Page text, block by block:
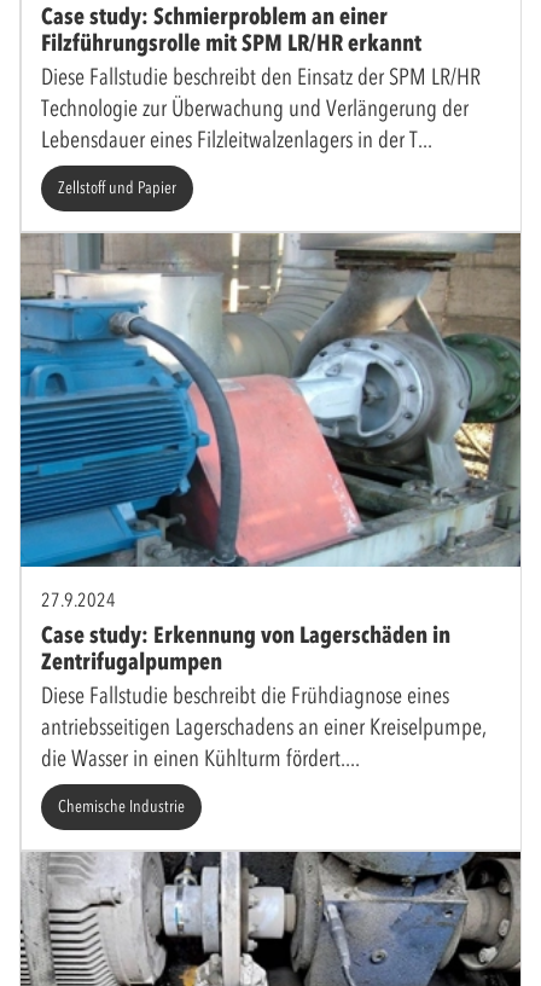
Case study: Schmierproblem an einer
Filzführungsrolle mit SPM LR/HR erkannt
Diese Fallstudie beschreibt den Einsatz der SPM LR/HR
Technologie zur Überwachung und Verlängerung der
Lebensdauer eines Filzleitwalzenlagers in der T
Zellstoff und Papier
27.9.2024
Case study: Erkennung von Lagerschäden in
Zentrifugalpumpen
Diese Fallstudie beschreibt die Frühdiagnose eines
antriebsseitigen Lagerschadens an einer Kreiselpumpe,
die Wasser in einen Kühlturm fördert.
Chemische Industrie